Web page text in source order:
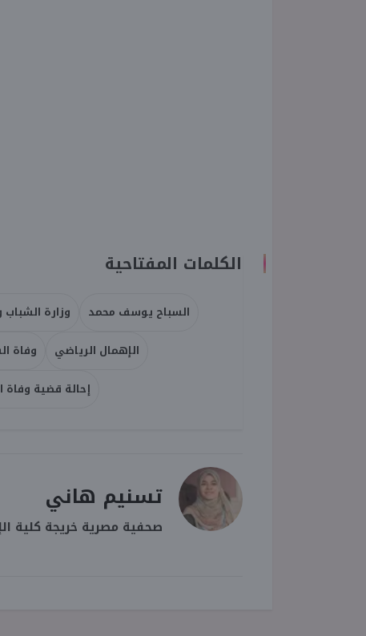
الكلمات المفتاحية
السباح يوسف محمد وزارة الشباب
الإهمال الرياضي
وفاة
إحالة قضية وفاة
تسنيم هاني
صحفية مصرية خريجة كلية